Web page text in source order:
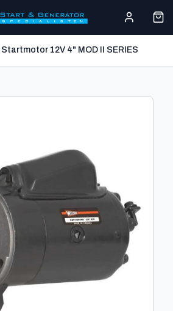
Startmotor 12V 4" MOD II SERIES